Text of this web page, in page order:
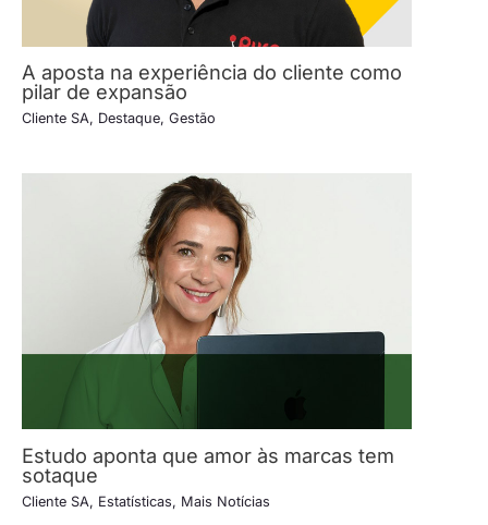
A aposta na experiência do cliente como
pilar de expansão
Cliente SA, Destaque, Gestão
Estudo aponta que amor às marcas tem
sotaque
Cliente SA, Estatísticas, Mais Notícias